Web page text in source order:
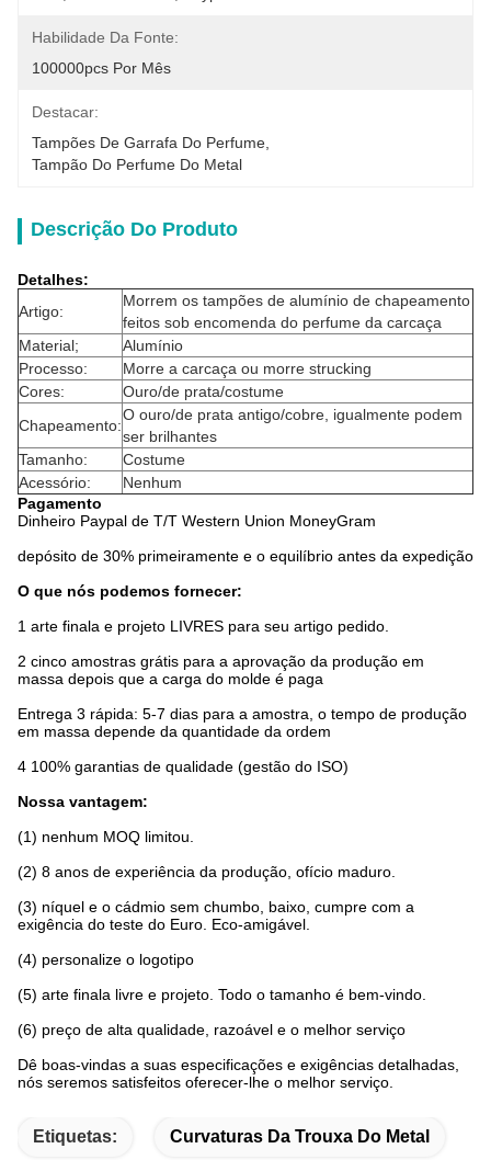
Habilidade Da Fonte:
100000pcs Por Mês
Destacar:
Tampões De Garrafa Do Perfume
Tampão Do Perfume Do Metal
Descrição Do Produto
Detalhes:
Artigo:
Morrem os tampões de alumínio de chapeamento
feitos sob encomenda do perfume da carcaça
Material;
Alumínio
Processo:
Morre a carcaça ou morre strucking
Cores:
Ouro/de prata/costume
Chapeamento:
O ouro/de prata antigo/cobre, igualmente podem
ser brilhantes
Tamanho:
Costume
Acessório:
Nenhum
Pagamento
Dinheiro Paypal de T/T Western Union MoneyGram
depósito de 30% primeiramente e o equilíbrio antes da expedição
O que nós podemos fornecer:
1 arte finala e projeto LIVRES para seu artigo pedido.
2 cinco amostras grátis para a aprovação da produção em
massa depois que a carga do molde é paga
Entrega 3 rápida: 5-7 dias para a amostra, o tempo de produção
em massa depende da quantidade da ordem
4 100% garantias de qualidade (gestão do ISO)
Nossa vantagem:
(1) nenhum MOQ limitou.
(2) 8 anos de experiência da produção, ofício maduro.
(3) níquel e o cádmio sem chumbo, baixo, cumpre com a
exigência do teste do Euro. Eco-amigável.
(4) personalize o logotipo
(5) arte finala livre e projeto. Todo o tamanho é bem-vindo.
(6) preço de alta qualidade, razoável e o melhor serviço
Dê boas-vindas a suas especificações e exigências detalhadas,
nós seremos satisfeitos oferecer-lhe o melhor serviço.
Etiquetas: Curvaturas Da Trouxa Do Metal